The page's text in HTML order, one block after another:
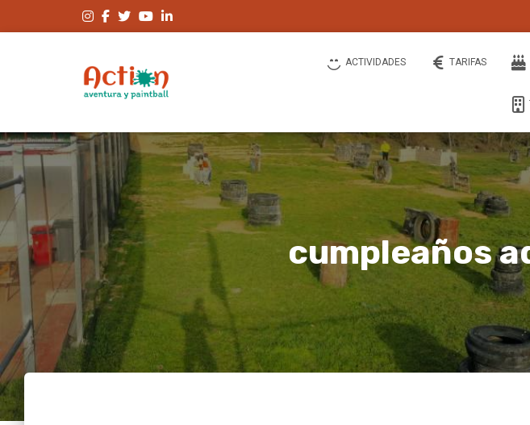
ACTIVIDADES TARIFAS
cumpleaños